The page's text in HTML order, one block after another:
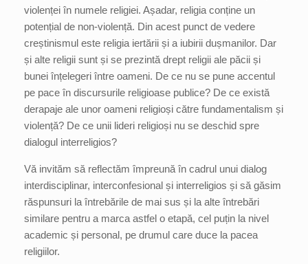
violenței în numele religiei. Așadar, religia conține un
potențial de non-violență. Din acest punct de vedere
creștinismul este religia iertării și a iubirii dușmanilor. Dar
și alte religii sunt și se prezintă drept religii ale păcii și
bunei înțelegeri între oameni. De ce nu se pune accentul
pe pace în discursurile religioase publice? De ce există
derapaje ale unor oameni religioși către fundamentalism și
violență? De ce unii lideri religioși nu se deschid spre
dialogul interreligios?
Vă invităm să reflectăm împreună în cadrul unui dialog
interdisciplinar, interconfesional și interreligios și să găsim
răspunsuri la întrebările de mai sus și la alte întrebări
similare pentru a marca astfel o etapă, cel puțin la nivel
academic și personal, pe drumul care duce la pacea
religiilor.